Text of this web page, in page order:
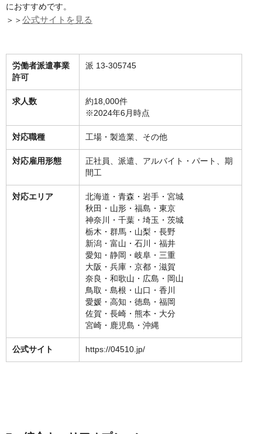
におすすめです。
＞＞公式サイトを見る
労働者派遣事業
許可
派 13-305745
求人数
約18,000件
※2024年6月時点
対応職種 工場・製造業、その他
対応雇用形態
正社員、派遣、アルバイト・パート、期
間工
対応エリア
北海道・青森・岩手・宮城
秋田・山形・福島・東京
神奈川・千葉・埼玉・茨城
栃木・群馬・山梨・長野
新潟・富山・石川・福井
愛知・静岡・岐阜・三重
大阪・兵庫・京都・滋賀
奈良・和歌山・広島・岡山
鳥取・島根・山口・香川
愛媛・高知・徳島・福岡
佐賀・長崎・熊本・大分
宮崎・鹿児島・沖縄
公式サイト https://04510.jp/